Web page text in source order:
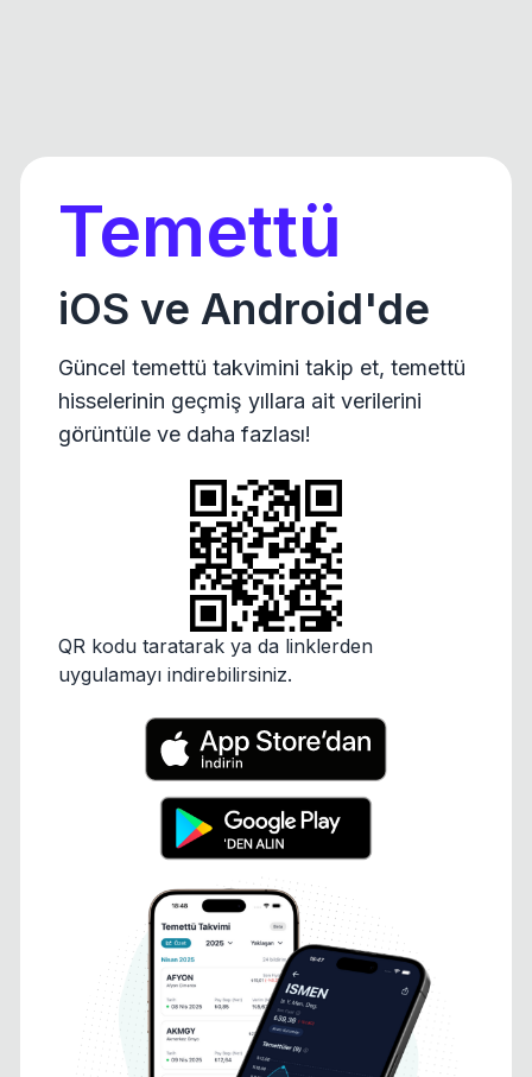
Temettü
iOS ve Android'de
Güncel temettü takvimini takip et, temettü
hisselerinin geçmiş yıllara ait verilerini
görüntüle ve daha fazlası!
QR kodu taratarak ya da linklerden
uygulamayı indirebilirsiniz.